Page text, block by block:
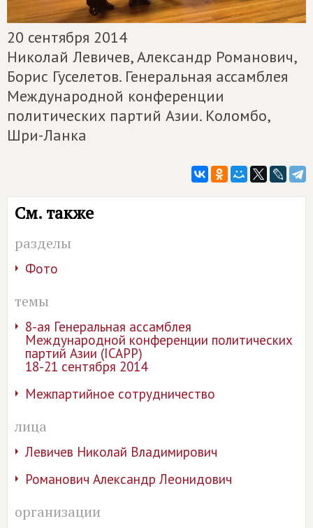
20 сентября 2014
Николай Левичев, Александр Романович,
Борис Гуселетов. Генеральная ассамблея
Международной конференции
политических партий Азии. Коломбо,
Шри-Ланка
См. также
разделы
Фото
темы
8-ая Генеральная ассамблея
Международной конференции политических
партий Азии (ICAPP)
18-21 сентября 2014
Межпартийное сотрудничество
лица
Левичев Николай Владимирович
Романович Александр Леонидович
организации